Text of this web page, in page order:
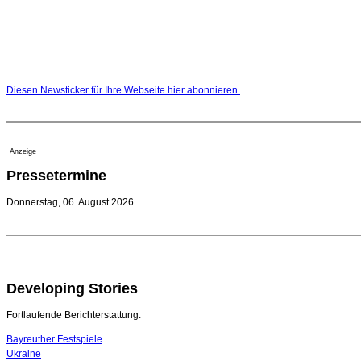
Diesen Newsticker für Ihre Webseite hier abonnieren.
Anzeige
Pressetermine
Donnerstag, 06. August 2026
Developing Stories
Fortlaufende Berichterstattung:
Bayreuther Festspiele
Ukraine